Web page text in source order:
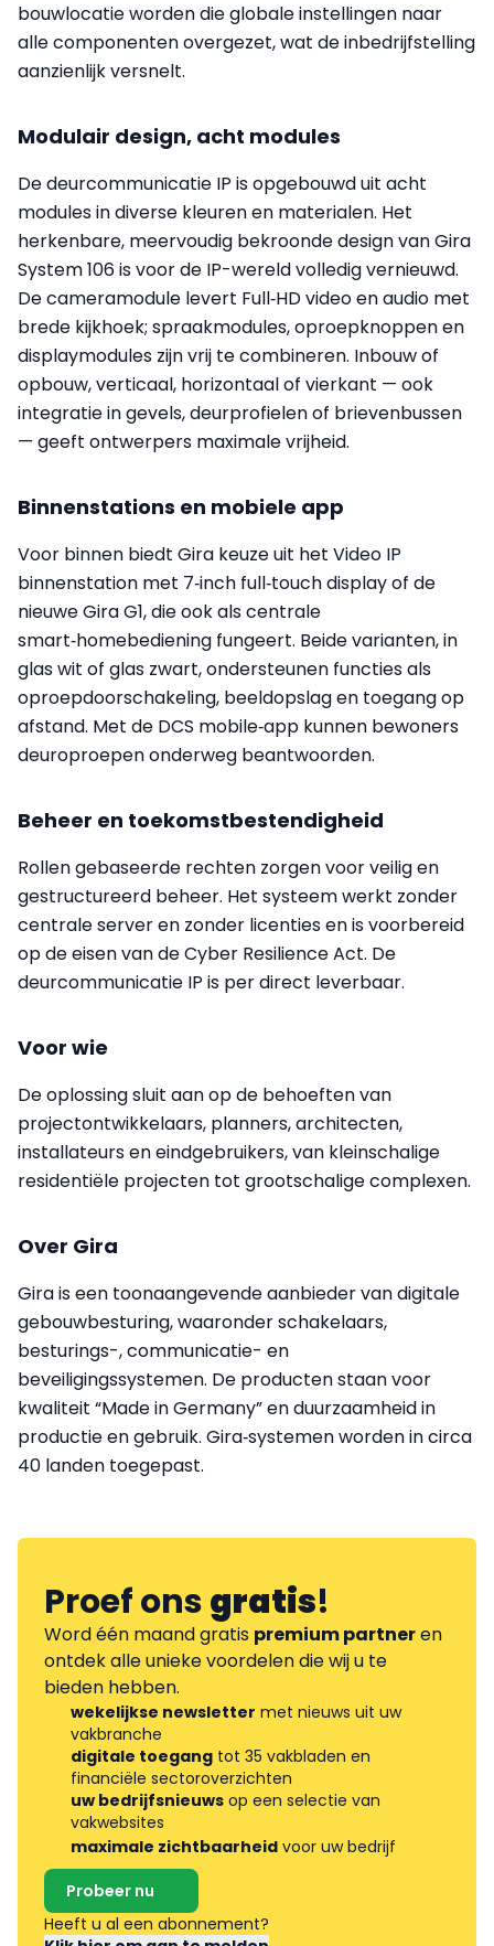
bouwlocatie worden die globale instellingen naar
alle componenten overgezet, wat de inbedrijfstelling
aanzienlijk versnelt.
Modulair design, acht modules
De deurcommunicatie IP is opgebouwd uit acht
modules in diverse kleuren en materialen. Het
herkenbare, meervoudig bekroonde design van Gira
System 106 is voor de IP-wereld volledig vernieuwd.
De cameramodule levert Full‑HD video en audio met
brede kijkhoek; spraakmodules, oproepknoppen en
displaymodules zijn vrij te combineren. Inbouw of
opbouw, verticaal, horizontaal of vierkant — ook
integratie in gevels, deurprofielen of brievenbussen
— geeft ontwerpers maximale vrijheid.
Binnenstations en mobiele app
Voor binnen biedt Gira keuze uit het Video IP
binnenstation met 7‑inch full‑touch display of de
nieuwe Gira G1, die ook als centrale
smart‑homebediening fungeert. Beide varianten, in
glas wit of glas zwart, ondersteunen functies als
oproepdoorschakeling, beeldopslag en toegang op
afstand. Met de DCS mobile‑app kunnen bewoners
deuroproepen onderweg beantwoorden.
Beheer en toekomstbestendigheid
Rollen gebaseerde rechten zorgen voor veilig en
gestructureerd beheer. Het systeem werkt zonder
centrale server en zonder licenties en is voorbereid
op de eisen van de Cyber Resilience Act. De
deurcommunicatie IP is per direct leverbaar.
Voor wie
De oplossing sluit aan op de behoeften van
projectontwikkelaars, planners, architecten,
installateurs en eindgebruikers, van kleinschalige
residentiële projecten tot grootschalige complexen.
Over Gira
Gira is een toonaangevende aanbieder van digitale
gebouwbesturing, waaronder schakelaars,
besturings-, communicatie- en
beveiligingssystemen. De producten staan voor
kwaliteit “Made in Germany” en duurzaamheid in
productie en gebruik. Gira‑systemen worden in circa
40 landen toegepast.
Proef onsgratis!
Word één maand gratis premium partneren
ontdek alle unieke voordelen die wij u te
bieden hebben.
wekelijkse newsletter met nieuws uit uw
vakbranche
digitale toegang tot 35 vakbladen en
financiële sectoroverzichten
uw bedrijfsnieuws op een selectie van
vakwebsites
maximale zichtbaarheid voor uw bedrijf
Probeer nu
Heeft u al een abonnement?